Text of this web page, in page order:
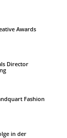
Awards
Director
Fashion
in der